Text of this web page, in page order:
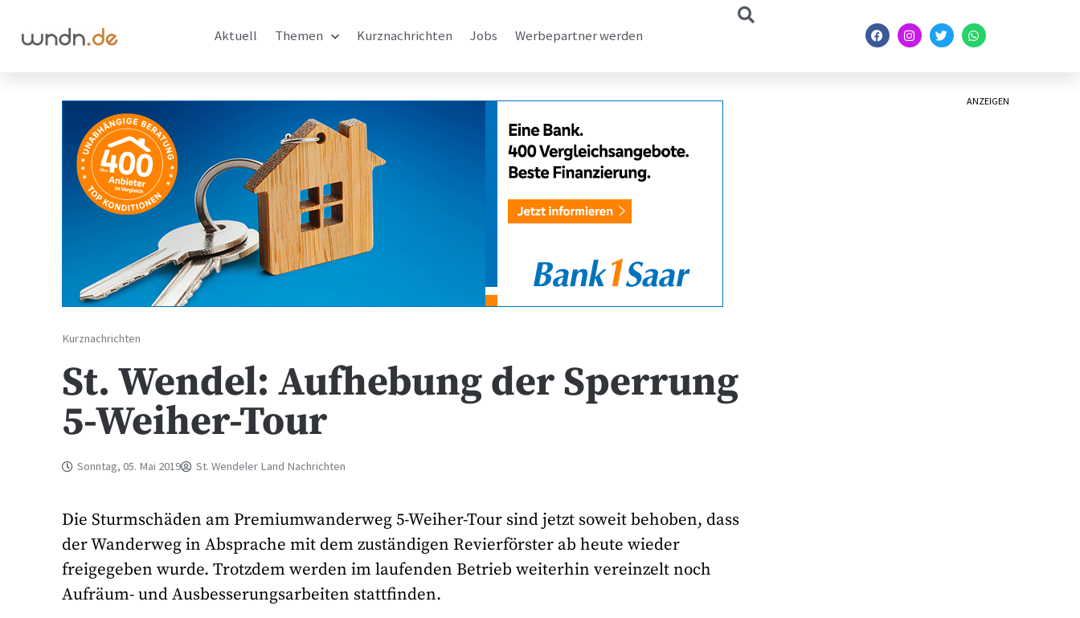
Aktuell Themen Kurznachrichten Jobs Werbepartner werden
Kurznachrichten
St. Wendel: Aufhebung der Sperrung
5-Weiher-Tour
Sonntag, 05. Mai 2019 St. Wendeler Land Nachrichten
Die Sturmschäden am Premiumwanderweg 5-Weiher-Tour sind jetzt soweit behoben, dass
der Wanderweg in Absprache mit dem zuständigen Revierförster ab heute wieder
freigegeben wurde. Trotzdem werden im laufenden Betrieb weiterhin vereinzelt noch
Aufräum- und Ausbesserungsarbeiten stattfinden.
ANZEIGEN